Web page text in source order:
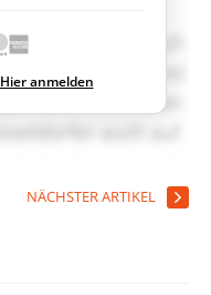
Hier anmelden
NÄCHSTER ARTIKEL